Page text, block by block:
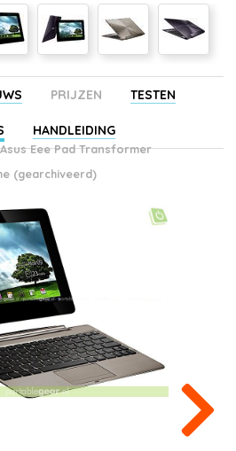
PRIJZEN TESTEN
HANDLEIDING
Asus Eee Pad Transformer
(gearchiveerd)